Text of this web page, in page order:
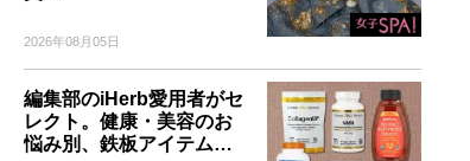
2026年08月05日
編集部のiHerb愛用者がセ
レクト。健康・美容のお
悩み別、鉄板アイテム…